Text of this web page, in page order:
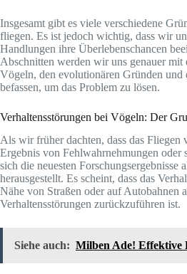
Insgesamt gibt es viele verschiedene
fliegen. Es ist jedoch wichtig, dass wir
Handlungen ihre Überlebenschancen
Abschnitten werden wir uns genauer mit
Vögeln, den evolutionären Gründen und
befassen, um das Problem zu lösen.
Verhaltensstörungen bei Vögeln: Der
Als wir früher dachten, dass das
Ergebnis von Fehlwahrnehmungen oder
sich die neuesten Forschungsergebnisse
herausgestellt. Es scheint, dass das
Nähe von Straßen oder auf Autobahnen
Verhaltensstörungen zurückzuführen ist.
Siehe auch: Milben Ade! Effektive